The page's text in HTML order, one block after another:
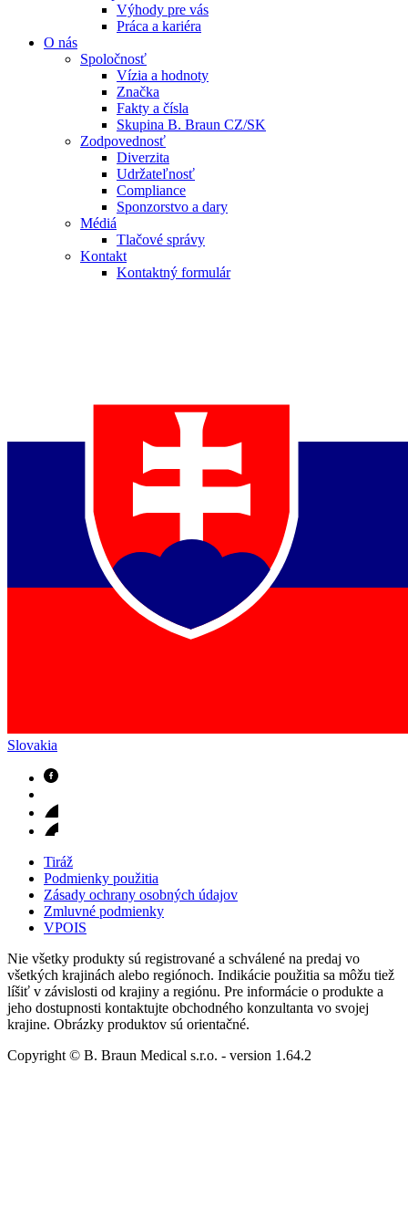
Výhody pre vás
Práca a kariéra
O nás
Spoločnosť
Vízia a hodnoty
Značka
Fakty a čísla
Skupina B. Braun CZ/SK
Zodpovednosť
Diverzita
Udržateľnosť
Compliance
Sponzorstvo a dary
Médiá
Tlačové správy
Kontakt
Kontaktný formulár
Slovakia
Tiráž
Podmienky použitia
Zásady ochrany osobných údajov
Zmluvné podmienky
VPOIS
Nie všetky produkty sú registrované a schválené na predaj vo
všetkých krajinách alebo regiónoch. Indikácie použitia sa môžu tiež
líšiť v závislosti od krajiny a regiónu. Pre informácie o produkte a
jeho dostupnosti kontaktujte obchodného konzultanta vo svojej
krajine. Obrázky produktov sú orientačné.
Copyright © B. Braun Medical s.r.o. - version 1.64.2